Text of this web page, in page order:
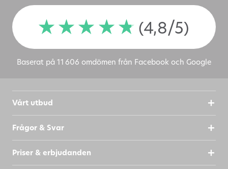
(4,8/5)
Baserat på 11 606 omdömen från Facebook och Google
Vårt utbud
Frågor & Svar
Priser & erbjudanden